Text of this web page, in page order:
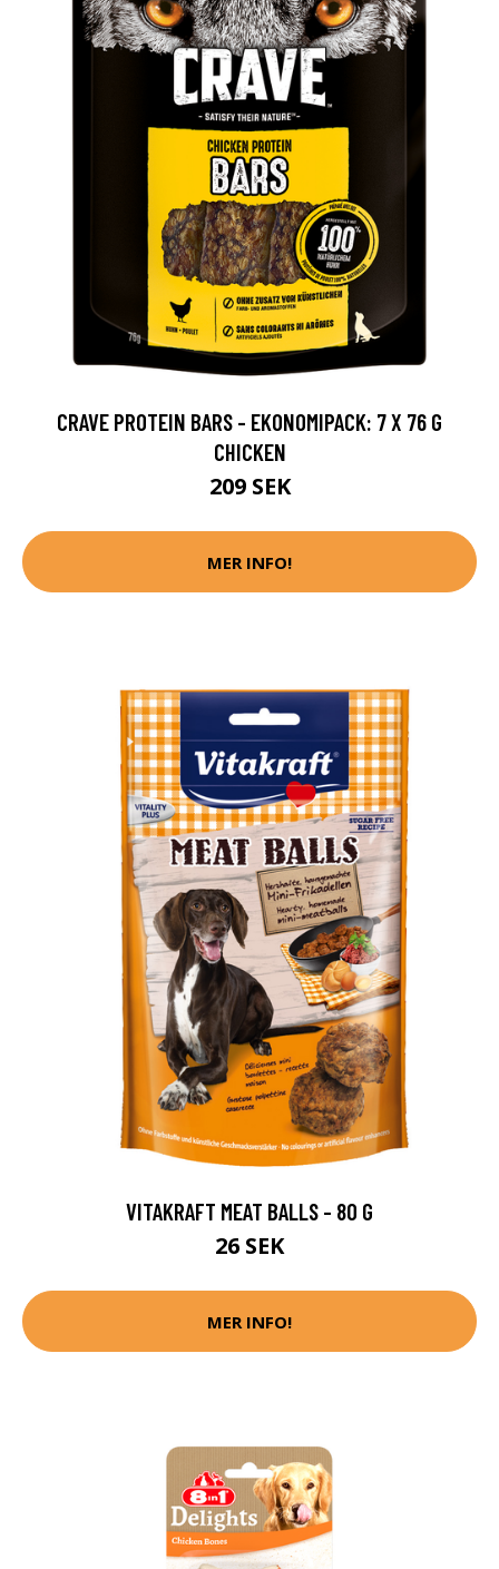
CRAVE PROTEIN BARS - EKONOMIPACK: 7 X 76 G
CHICKEN
209 SEK
MER INFO!
VITAKRAFT MEAT BALLS - 80 G
26 SEK
MER INFO!